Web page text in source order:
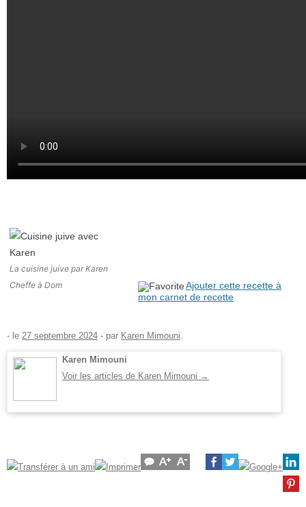
La cuisine juive par Karen
Cheffe à Dom
Ajouter cette recette à
mon carnet de recette
- le 27 septembre 2024 - par Karen Mimouni
Karen Mimouni
Voir les articles de Karen Mimouni →